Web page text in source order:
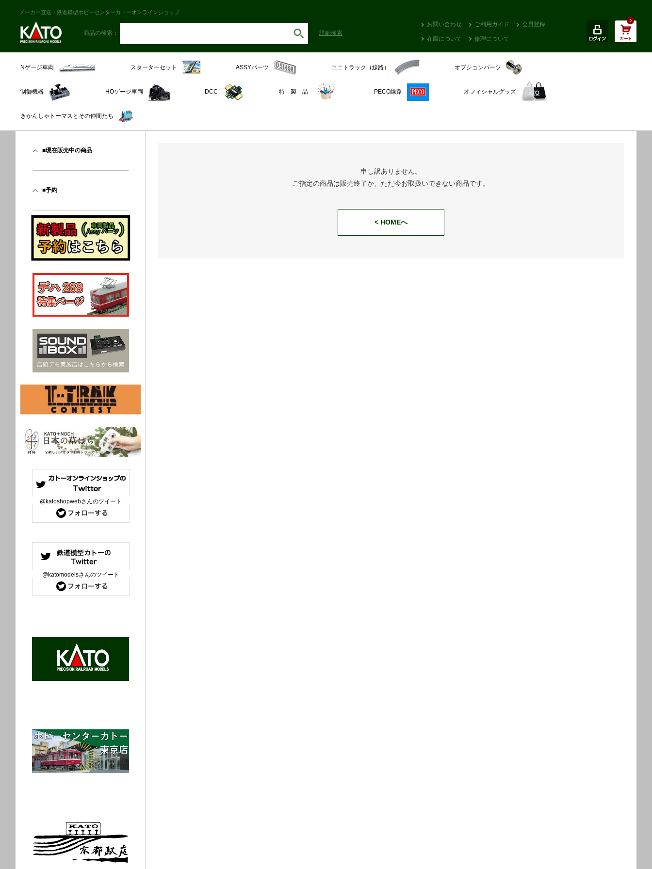
メーカー直送・鉄道模型ホビーセンターカトーオンラインショップ
商品の検索： 詳細検索
お問い合わせ ご利用ガイド 会員登録
在庫について 修理について
0
Nゲージ車両 スターターセット ASSYパーツ ユニトラック（線路） オプションパーツ
制御機器 HOゲージ車両 DCC 特 製 品 PECO線路 オフィシャルグッズ
きかんしゃトーマスとその仲間たち
申し訳ありません。
ご指定の商品は販売終了か、ただ今お取扱いできない商品です。
< HOMEへ
■現在販売中の商品
■予約
@katoshopwebさんのツイート
@katomodelsさんのツイート